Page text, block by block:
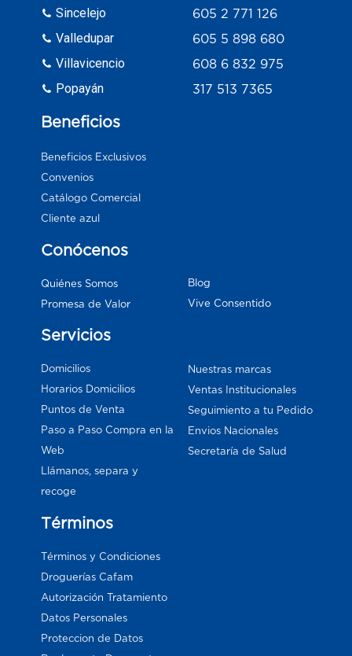
Sincelejo
Valledupar
Villavicencio
Popayán
605 2 771 126
605 5 898 680
608 6 832 975
317 513 7365
Beneficios
Beneficios Exclusivos
Convenios
Catálogo Comercial
Cliente azul
Conócenos
Quiénes Somos
Promesa de Valor
Blog
Vive Consentido
Servicios
Domicilios
Horarios Domicilios
Puntos de Venta
Paso a Paso Compra en la
Web
Llámanos, separa y
recoge
Nuestras marcas
Ventas Institucionales
Seguimiento a tu Pedido
Envios Nacionales
Secretaría de Salud
Términos
Términos y Condiciones
Droguerías Cafam
Autorización Tratamiento
Datos Personales
Proteccion de Datos